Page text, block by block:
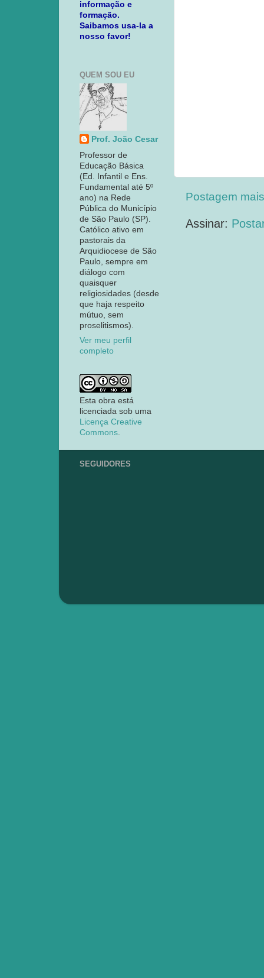
Postagem
Assinar:
informação e
formação.
Saibamos usa-la a
nosso favor!
QUEM SOU EU
Prof. João Cesar
Professor de
Educação Básica
(Ed. Infantil e Ens.
Fundamental até 5º
ano) na Rede
Pública do Município
de São Paulo (SP).
Católico ativo em
pastorais da
Arquidiocese de São
Paulo, sempre em
diálogo com
quaisquer
religiosidades (desde
que haja respeito
mútuo, sem
proselitismos).
Ver meu perfil
completo
Esta obra está
licenciada sob uma
Licença Creative
Commons
SEGUIDORES